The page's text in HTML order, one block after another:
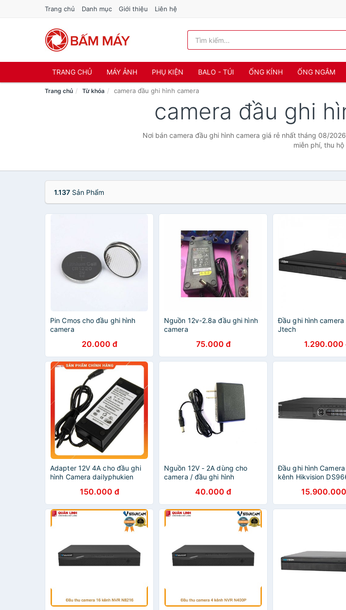
Trang chủ Danh mục Giới thiệu Liên hệ
TRANG CHỦ MÁY ẢNH PHỤ KIỆN BALO - TÚI ỐNG KÍNH ỐNG NGẮM
Trang chủ Từ khóa camera đầu ghi hình camera
camera đầu ghi
Nơi bán camera đầu ghi hình camera giá rẻ nhất tháng 08/
miễn phí, thu hộ
1.137 Sản Phẩm
Pin Cmos cho đầu ghi hình
camera
20.000 đ
Nguồn 12v-2.8a đầu ghi hình
camera
75.000 đ
Đầu ghi hình camera
Jtech
1.290.000
Adapter 12V 4A cho đầu ghi
hình Camera dailyphukien
150.000 đ
Nguồn 12V - 2A dùng cho
camera / đầu ghi hình
40.000 đ
Đầu ghi hình
kênh Hikvision